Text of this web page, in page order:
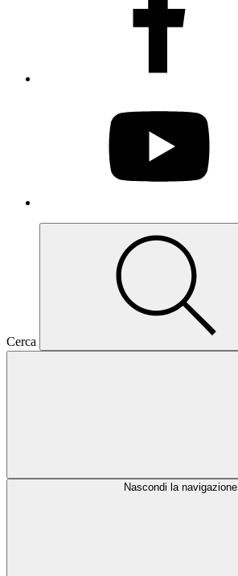
Cerca
Nascondi la navigazione